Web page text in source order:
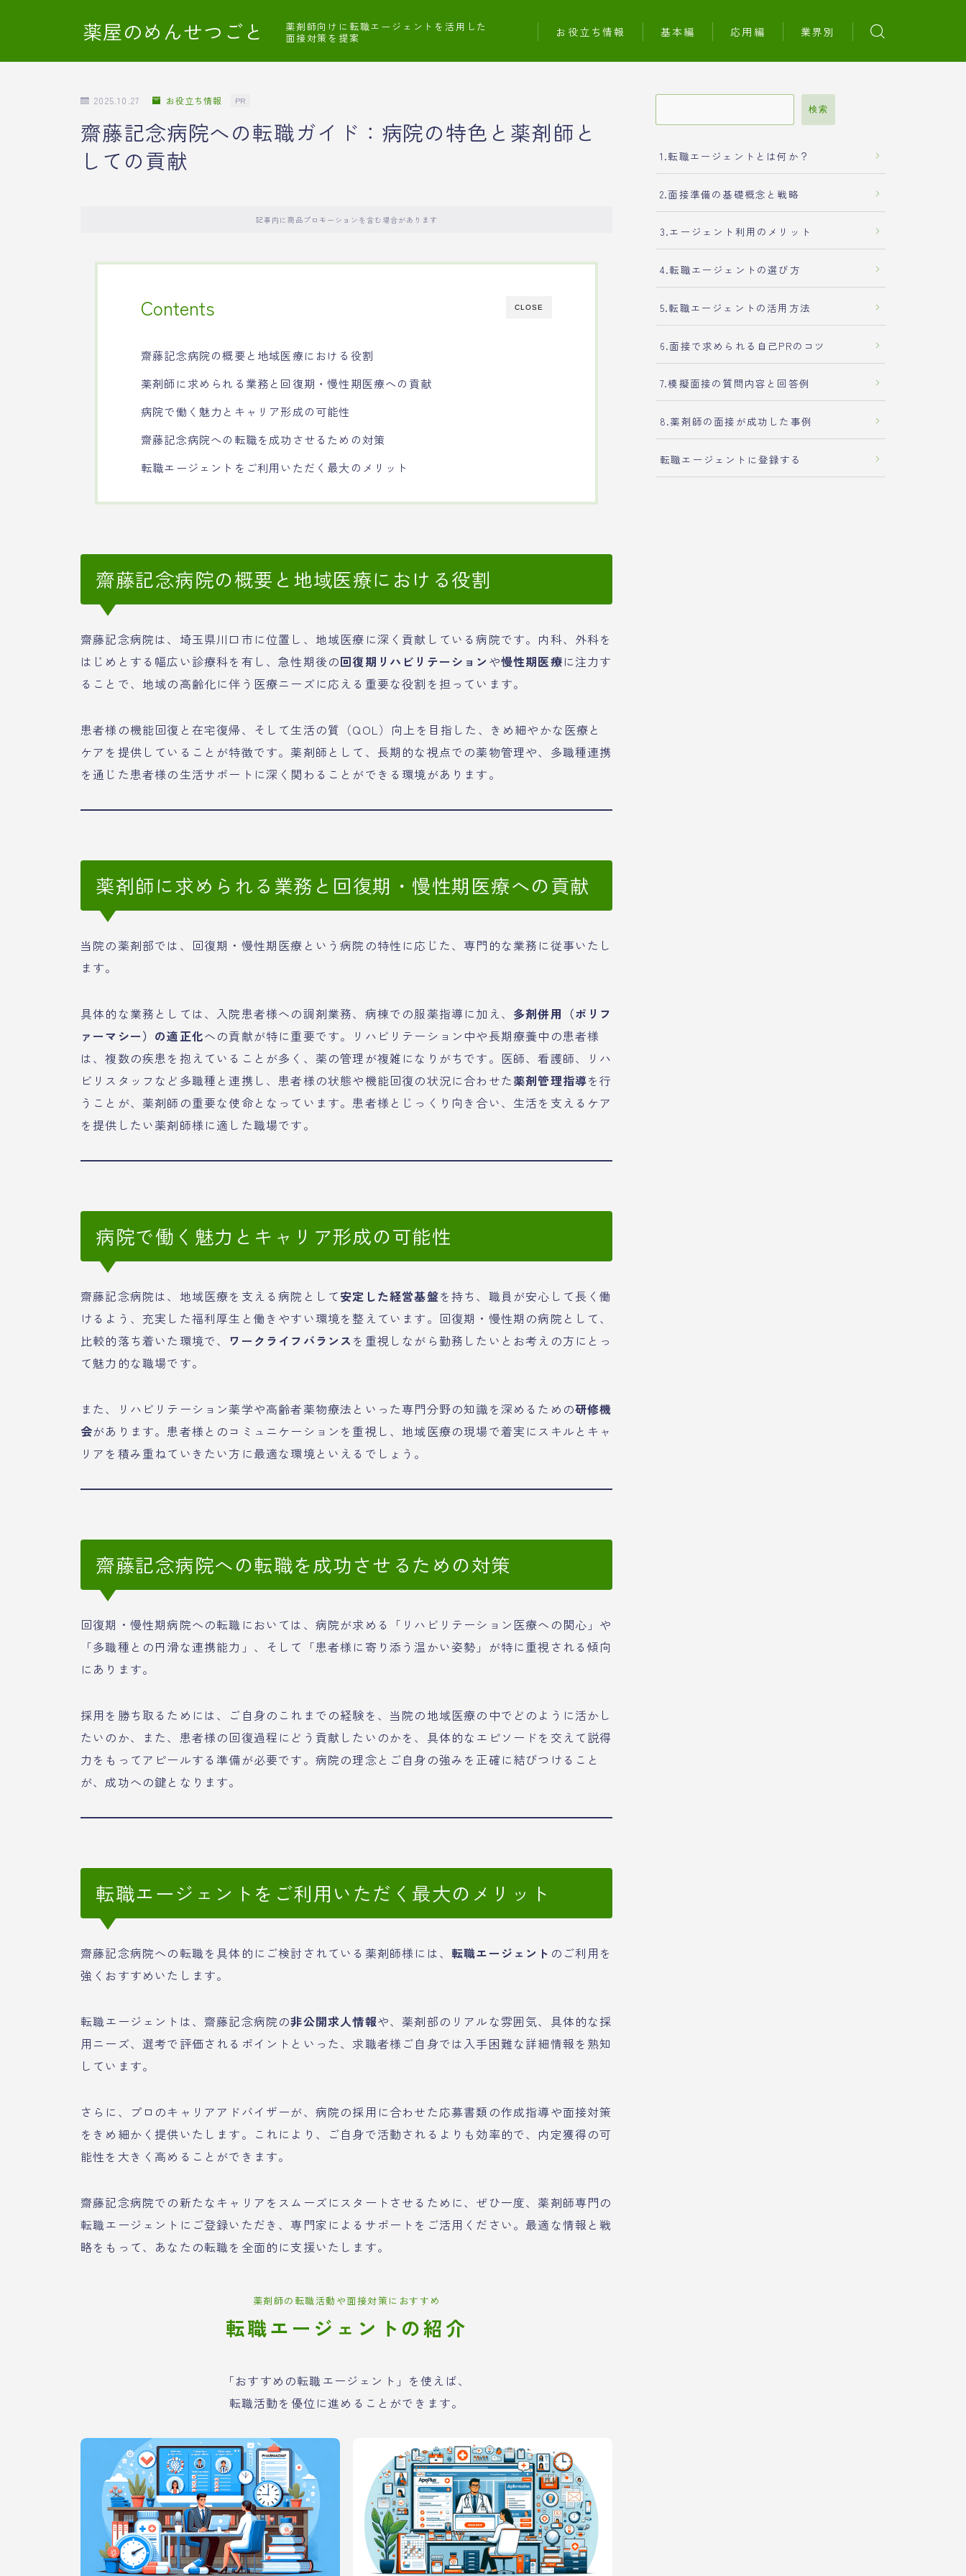
薬屋のめんせつごと
薬剤師向けに転職エージェントを活用した
面接対策を提案
お役立ち情報 基本編 応用編 業界別
2025.10.27 お役立ち情報 PR
齋藤記念病院への転職ガイド：病院の特色と薬剤師と
しての貢献
記事内に商品プロモーションを含む場合があります
CLOSE
Contents
齋藤記念病院の概要と地域医療における役割
薬剤師に求められる業務と回復期・慢性期医療への貢献
病院で働く魅力とキャリア形成の可能性
齋藤記念病院への転職を成功させるための対策
転職エージェントをご利用いただく最大のメリット
齋藤記念病院の概要と地域医療における役割
齋藤記念病院は、埼玉県川口市に位置し、地域医療に深く貢献している病院です。内科、外科を
はじめとする幅広い診療科を有し、急性期後の回復期リハビリテーション や慢性期医療に注力す
ることで、地域の高齢化に伴う医療ニーズに応える重要な役割を担っています。
患者様の機能回復と在宅復帰、そして生活の質（QOL）向上を目指した、きめ細やかな医療と
ケアを提供していることが特徴です。薬剤師として、長期的な視点での薬物管理や、多職種連携
を通じた患者様の生活サポートに深く関わることができる環境があります。
薬剤師に求められる業務と回復期・慢性期医療への貢献
当院の薬剤部では、回復期・慢性期医療という病院の特性に応じた、専門的な業務に従事いたし
ます。
具体的な業務としては、入院患者様への調剤業務、病棟での服薬指導に加え、 多剤併用（ポリフ
ァーマシー）の適正化への貢献が特に重要です。リハビリテーション中や長期療養中の患者様
は、複数の疾患を抱えていることが多く、薬の管理が複雑になりがちです。医師、看護師、リハ
ビリスタッフなど多職種と連携し、患者様の状態や機能回復の状況に合わせた薬剤管理指導を行
うことが、薬剤師の重要な使命となっています。患者様とじっくり向き合い、生活を支えるケア
を提供したい薬剤師様に適した職場です。
病院で働く魅力とキャリア形成の可能性
齋藤記念病院は、地域医療を支える病院として安定した経営基盤を持ち、職員が安心して長く働
けるよう、充実した福利厚生と働きやすい環境を整えています。回復期・慢性期の病院として、
比較的落ち着いた環境で、
ワークライフバランスを重視しながら勤務したいとお考えの方にとっ
て魅力的な職場です。
また、リハビリテーション薬学や高齢者薬物療法といった専門分野の知識を深めるための研修機
会があります。患者様とのコミュニケーションを重視し、地域医療の現場で着実にスキルとキャ
リアを積み重ねていきたい方に最適な環境といえるでしょう。
齋藤記念病院への転職を成功させるための対策
回復期・慢性期病院への転職においては、病院が求める「リハビリテーション医療への関心」や
「多職種との円滑な連携能力」、そして「患者様に寄り添う温かい姿勢」が特に重視される傾向
にあります。
採用を勝ち取るためには、ご自身のこれまでの経験を、当院の地域医療の中でどのように活かし
たいのか、また、患者様の回復過程にどう貢献したいのかを、具体的なエピソードを交えて説得
力をもってアピールする準備が必要です。病院の理念とご自身の強みを正確に結びつけること
が、成功への鍵となります。
転職エージェントをご利用いただく最大のメリット
齋藤記念病院への転職を具体的にご検討されている薬剤師様には、転職エージェント のご利用を
強くおすすめいたします。
転職エージェントは、齋藤記念病院の非公開求人情報や、薬剤部のリアルな雰囲気、具体的な採
用ニーズ、選考で評価されるポイントといった、求職者様ご自身では入手困難な詳細情報を熟知
しています。
さらに、プロのキャリアアドバイザーが、病院の採用に合わせた応募書類の作成指導や面接対策
をきめ細かく提供いたします。これにより、ご自身で活動されるよりも効率的で、内定獲得の可
能性を大きく高めることができます。
齋藤記念病院での新たなキャリアをスムーズにスタートさせるために、ぜひ一度、薬剤師専門の
転職エージェントにご登録いただき、専門家によるサポートをご活用ください。最適な情報と戦
略をもって、あなたの転職を全面的に支援いたします。
薬剤師の転職活動や面接対策におすすめ
転職エージェントの紹介
「おすすめの転職エージェント」を使えば、
転職活動を優位に進めることができます。
検索
1.転職エージェントとは何か？
2.面接準備の基礎概念と戦略
3.エージェント利用のメリット
4.転職エージェントの選び方
5.転職エージェントの活用方法
6.面接で求められる自己PRのコツ
7.模擬面接の質問内容と回答例
8.薬剤師の面接が成功した事例
転職エージェントに登録する